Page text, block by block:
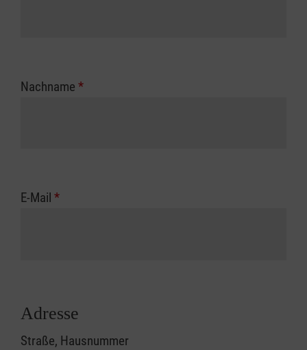
Nachname *
E-Mail *
Adresse
Straße, Hausnummer